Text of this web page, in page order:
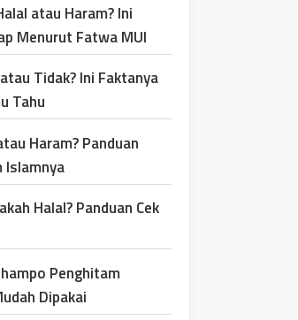
atau Haram? Ini
Menurut Fatwa MUI
Tidak? Ini Faktanya
Tahu
Haram? Panduan
Islamnya
Halal? Panduan Cek
Penghitam
Dipakai